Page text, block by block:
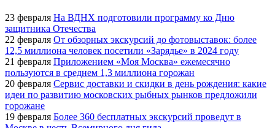
23 февраля На ВДНХ подготовили программу ко Дню
защитника Отечества
22 февраля От обзорных экскурсий до фотовыставок: более
12,5 миллиона человек посетили «Зарядье» в 2024 году
21 февраля Приложением «Моя Москва» ежемесячно
пользуются в среднем 1,3 миллиона горожан
20 февраля Сервис доставки и скидки в день рождения: какие
идеи по развитию московских рыбных рынков предложили
горожане
19 февраля Более 360 бесплатных экскурсий проведут в